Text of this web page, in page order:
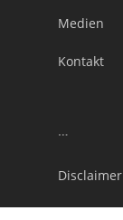
Medien
Kontakt
…
Disclaimer